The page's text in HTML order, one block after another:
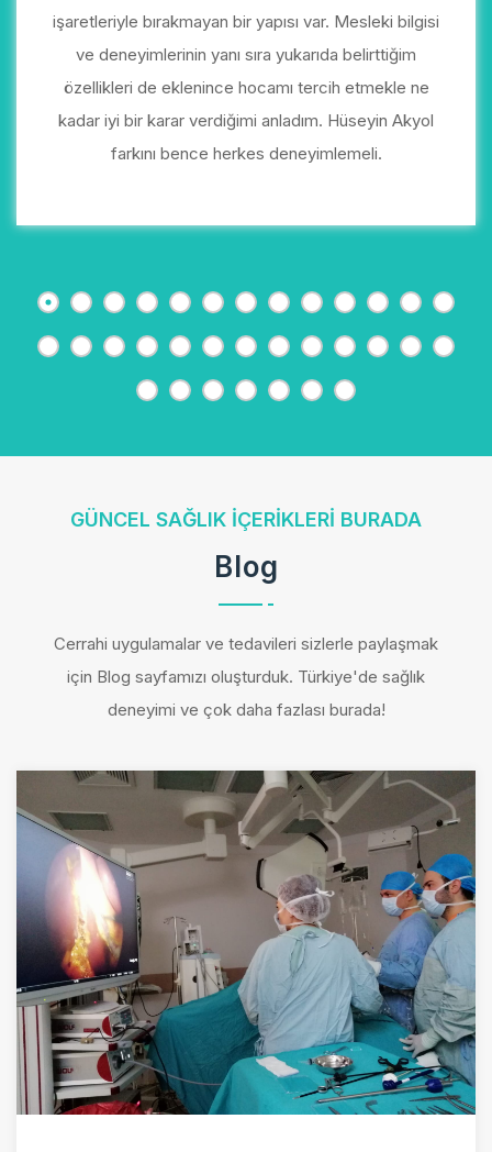
işaretleriyle bırakmayan bir yapısı var. Mesleki bilgisi
ve deneyimlerinin yanı sıra yukarıda belirttiğim
özellikleri de eklenince hocamı tercih etmekle ne
kadar iyi bir karar verdiğimi anladım. Hüseyin Akyol
farkını bence herkes deneyimlemeli.
GÜNCEL SAĞLIK IÇERIKLERI BURADA
Blog
Cerrahi uygulamalar ve tedavileri sizlerle paylaşmak
için Blog sayfamızı oluşturduk. Türkiye'de sağlık
deneyimi ve çok daha fazlası burada!